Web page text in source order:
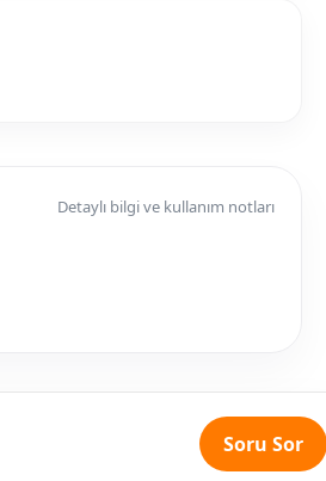
Detaylı bilgi ve kullanım notları
Soru Sor